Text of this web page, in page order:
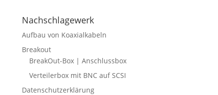
Nachschlagewerk
Aufbau von Koaxialkabeln
Breakout
BreakOut-Box | Anschlussbox
Verteilerbox mit BNC auf SCSI
Datenschutzerklärung